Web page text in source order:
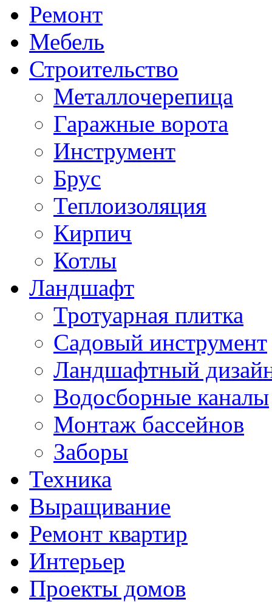
Ремонт
Мебель
Строительство
Металлочерепица
Гаражные ворота
Инструмент
Брус
Теплоизоляция
Кирпич
Котлы
Ландшафт
Тротуарная плитка
Садовый инструмент
Ландшафтный
Водосборные каналы
Монтаж бассейнов
Заборы
Техника
Выращивание
Ремонт квартир
Интерьер
Проекты домов